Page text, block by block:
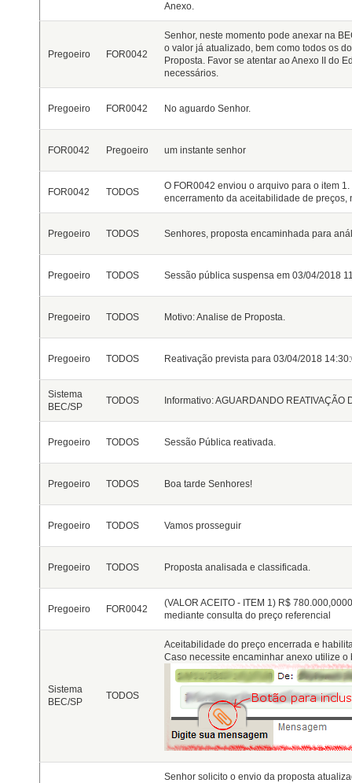
Anexo.
Pregoeiro FOR0042
Senhor, neste momento pode anexar na
o valor já atualizado, bem como todos os
Proposta. Favor se atentar ao Anexo II do
necessários.
Pregoeiro FOR0042 No aguardo Senhor.
FOR0042 Pregoeiro um instante senhor
FOR0042 TODOS
O FOR0042 enviou o arquivo para o item
encerramento da aceitabilidade de preços,
Pregoeiro TODOS Senhores, proposta encaminhada para
Pregoeiro TODOS Sessão pública suspensa em 03/04/2018
Pregoeiro TODOS Motivo: Analise de Proposta.
Pregoeiro TODOS Reativação prevista para 03/04/2018
Sistema
BEC/SP
TODOS Informativo: AGUARDANDO REATIVAÇÃO
Pregoeiro TODOS Sessão Pública reativada.
Pregoeiro TODOS Boa tarde Senhores!
Pregoeiro TODOS Vamos prosseguir
Pregoeiro TODOS Proposta analisada e classificada.
Pregoeiro FOR0042
(VALOR ACEITO - ITEM 1) R$ 780.000,0000
mediante consulta do preço referencial
Sistema
BEC/SP
TODOS
Aceitabilidade do preço encerrada e
Caso necessite encaminhar anexo utilize o
Senhor solicito o envio da proposta